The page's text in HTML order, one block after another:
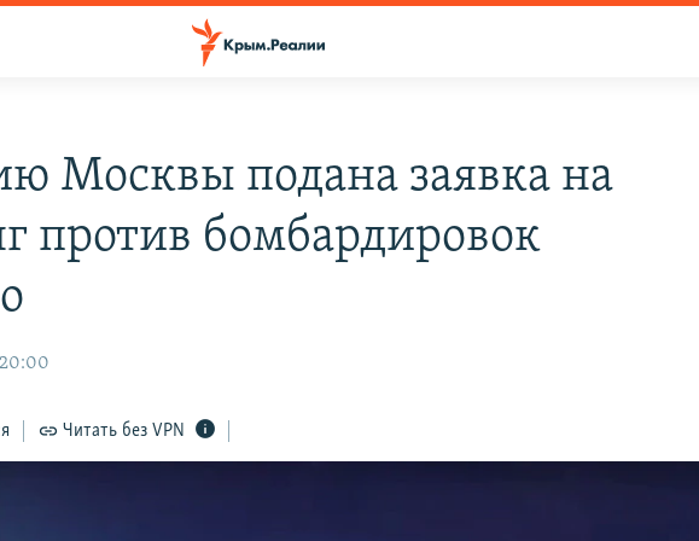
Москвы подана заявка на
против бомбардировок
Читать без VPN